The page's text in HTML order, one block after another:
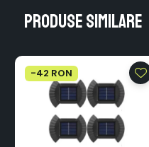
Produse similare
-42 RON